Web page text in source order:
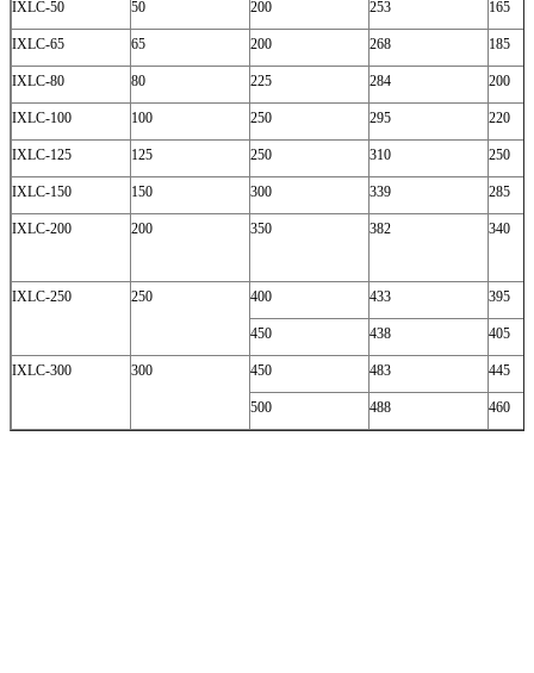
IXLC-50 50 200 253 165
IXLC-65 65 200 268 185
IXLC-80 80 225 284 200
IXLC-100 100 250 295 220
IXLC-125 125 250 310 250
IXLC-150 150 300 339 285
IXLC-200 200 350 382 340
IXLC-250 250 400 433 395
450 438 405
IXLC-300 300 450 483 445
500 488 460